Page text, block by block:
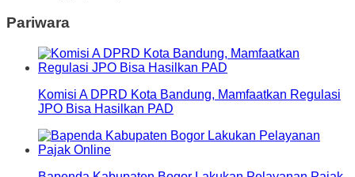
Pariwara
Komisi A DPRD Kota Bandung, Mamfaatkan Regulasi
JPO Bisa Hasilkan PAD